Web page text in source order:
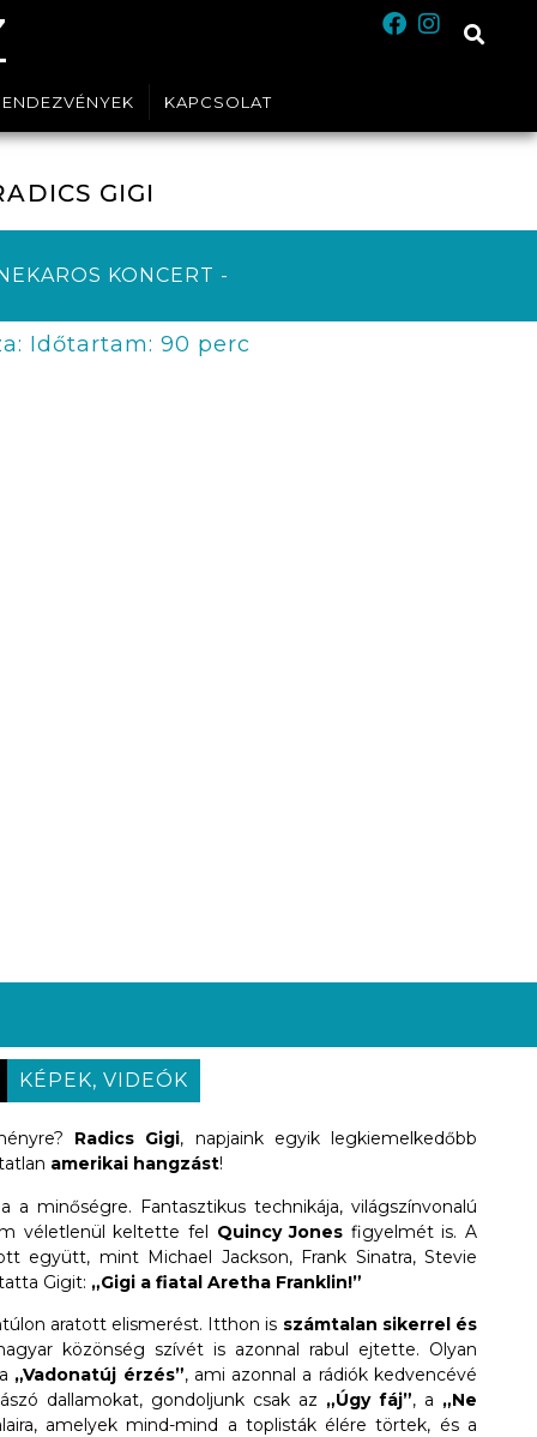
KAPCSOLAT
GIGI
KONCERT -
Időtartam: 90 perc
KÉPEK, VIDEÓK
Radics Gigi, napjaink egyik legkiemelkedőbb
amerikai hangzást!
a minőségre. Fantasztikus technikája, világszínvonalú
véletlenül keltette fel Quincy Jones figyelmét is. A
együtt, mint Michael Jackson, Frank Sinatra, Stevie
Gigit: „Gigi a fiatal Aretha Franklin!”
aratott elismerést. Itthon is számtalan sikerrel és
közönség szívét is azonnal rabul ejtette. Olyan
„Vadonatúj érzés”, ami azonnal a rádiók kedvencévé
dallamokat, gondoljunk csak az „Úgy fáj”, a „Ne
amelyek mind-mind a toplisták élére törtek, és a